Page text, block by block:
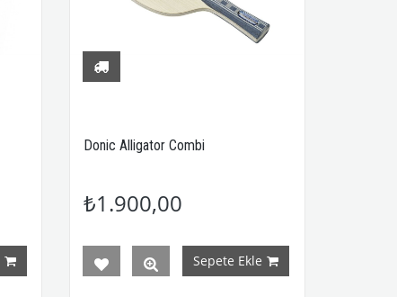
Donic Alligator Combi
₺1.900,00
Sepete Ekle